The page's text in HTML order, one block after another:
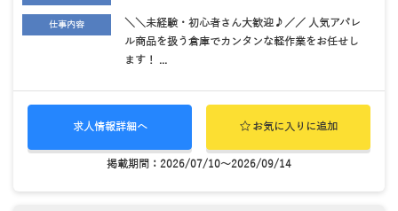
仕事内容
＼＼未経験・初心者さん大歓迎♪／／ 人気アパレ
ル商品を扱う倉庫でカンタンな軽作業をお任せし
ます！ ...
求人情報詳細へ お気に入りに追加
掲載期間：2026/07/10～2026/09/14